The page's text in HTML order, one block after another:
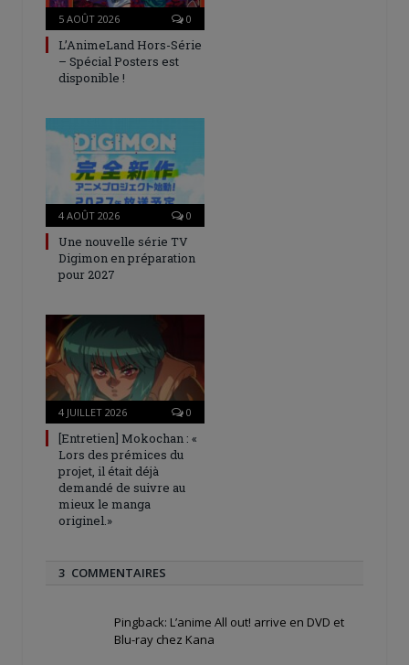
5 AOÛT 2026 0
L’AnimeLand Hors-Série
– Spécial Posters est
disponible !
4 AOÛT 2026 0
Une nouvelle série TV
Digimon en préparation
pour 2027
4 JUILLET 2026 0
[Entretien] Mokochan : «
Lors des prémices du
projet, il était déjà
demandé de suivre au
mieux le manga
originel.»
3 COMMENTAIRES
Pingback: L’anime All out! arrive en DVD et
Blu-ray chez Kana